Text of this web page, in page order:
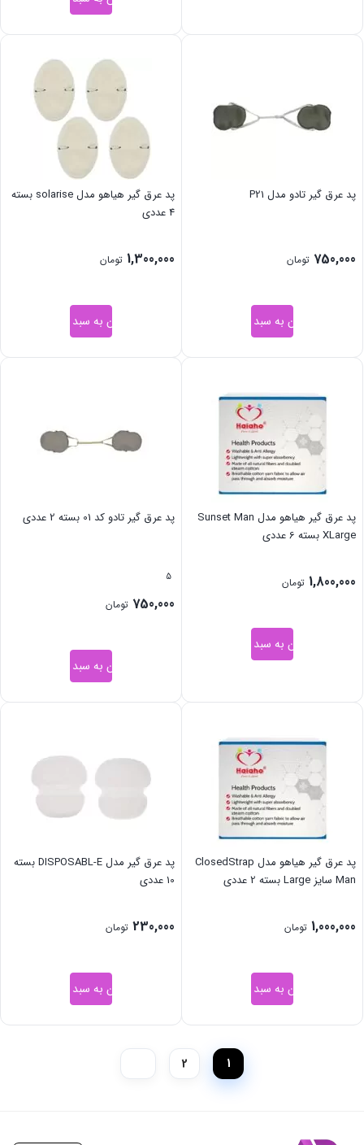
پد عرق گیر تادو مدل P21
750,000 تومان
افزودن به سبد خرید
پد عرق گیر هیاهو مدل solarise بسته
4 عددی
1,300,000 تومان
افزودن به سبد خرید
پد عرق گیر هیاهو مدل Sunset Man
XLarge بسته 6 عددی
1,800,000 تومان
افزودن به سبد خرید
پد عرق گیر تادو کد 01 بسته 2 عددی
5
750,000 تومان
افزودن به سبد خرید
پد عرق گیر هیاهو مدل ClosedStrap
Man سایز Large بسته 2 عددی
1,000,000 تومان
افزودن به سبد خرید
پد عرق گیر مدل DISPOSABL-E بسته
10 عددی
230,000 تومان
افزودن به سبد خرید
1
2